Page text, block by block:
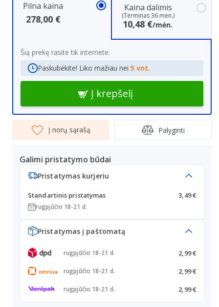
Pilna kaina
278,00 €
Kaina dalimis
(Terminas 36 mėn.)
10,48 €/mėn.
Šią prekę rasite tik internete.
Paskubėkite! Liko mažiau nei 5 vnt.
Į krepšelį
Į norų sąrašą Palyginti
Galimi pristatymo būdai
Pristatymas kurjeriu
Standartinis pristatymas 3,49 €
rugpjūčio 18-21 d.
Pristatymas į paštomatą
rugpjūčio 18-21 d. 2,99 €
rugpjūčio 18-21 d. 2,99 €
rugpjūčio 18-21 d. 2,99 €